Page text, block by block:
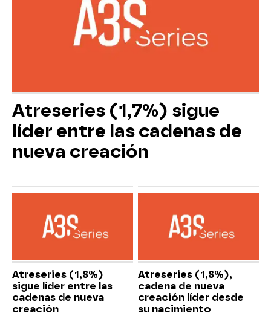
Atreseries (1,7%) sigue
líder entre las cadenas de
nueva creación
Atreseries (1,8%)
sigue líder entre las
cadenas de nueva
creación
Atreseries (1,8%),
cadena de nueva
creación líder desde
su nacimiento